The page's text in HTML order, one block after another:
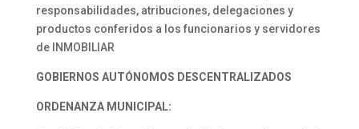
responsabilidades, atribuciones, delegaciones y
productos conferidos a los funcionarios y servidores
de INMOBILIAR
GOBIERNOS AUTÓNOMOS DESCENTRALIZADOS
ORDENANZA MUNICIPAL: